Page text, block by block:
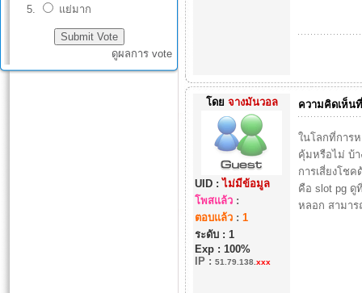
แย่มาก
ดูผลการ vote
โดย จางมันวอล
UID :ไม่มีข้อมูล
โพสแล้ว:
ตอบแล้ว: 1
ระดับ : 1
Exp : 100%
IP: 51.79.138. xxx
ความคิดเห็น
ในโลกที่การ
คุ้มหรือไม่ บ้า
การเสี่ยงโช
คือ slot pg
หลอก สามาร